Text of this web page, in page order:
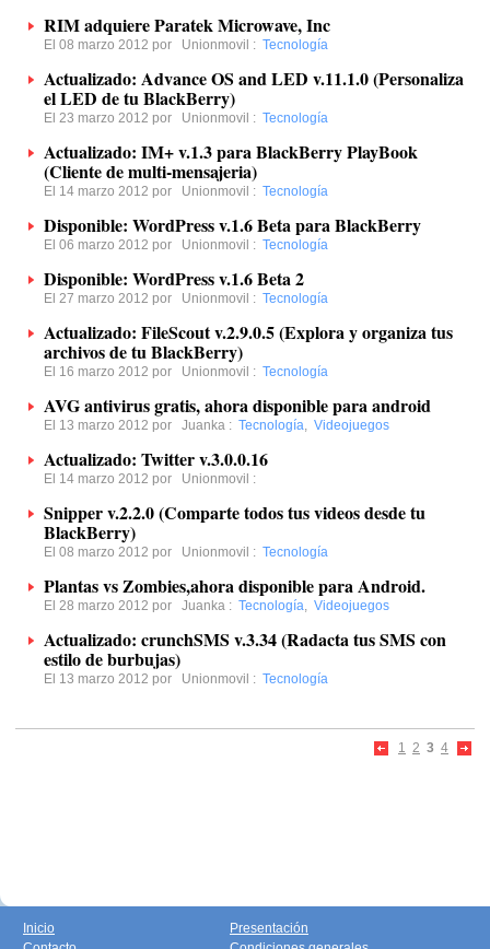
RIM adquiere Paratek Microwave, Inc
El 08 marzo 2012 por Unionmovil : Tecnología
Actualizado: Advance OS and LED v.11.1.0 (Personaliza
el LED de tu BlackBerry)
El 23 marzo 2012 por Unionmovil : Tecnología
Actualizado: IM+ v.1.3 para BlackBerry PlayBook
(Cliente de multi-mensajeria)
El 14 marzo 2012 por Unionmovil : Tecnología
Disponible: WordPress v.1.6 Beta para BlackBerry
El 06 marzo 2012 por Unionmovil : Tecnología
Disponible: WordPress v.1.6 Beta 2
El 27 marzo 2012 por Unionmovil : Tecnología
Actualizado: FileScout v.2.9.0.5 (Explora y organiza tus
archivos de tu BlackBerry)
El 16 marzo 2012 por Unionmovil : Tecnología
AVG antivirus gratis, ahora disponible para android
El 13 marzo 2012 por Juanka : Tecnología, Videojuegos
Actualizado: Twitter v.3.0.0.16
El 14 marzo 2012 por Unionmovil :
Snipper v.2.2.0 (Comparte todos tus videos desde tu
BlackBerry)
El 08 marzo 2012 por Unionmovil : Tecnología
Plantas vs Zombies,ahora disponible para Android.
El 28 marzo 2012 por Juanka : Tecnología, Videojuegos
Actualizado: crunchSMS v.3.34 (Radacta tus SMS con
estilo de burbujas)
El 13 marzo 2012 por Unionmovil : Tecnología
1 2 3 4
Inicio
Presentación